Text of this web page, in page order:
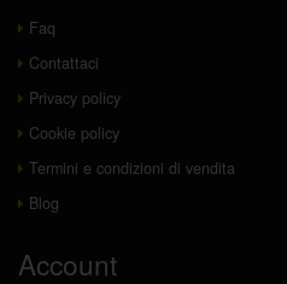
Faq
Contattaci
Privacy policy
Cookie policy
Termini e condizioni di vendita
Blog
Account